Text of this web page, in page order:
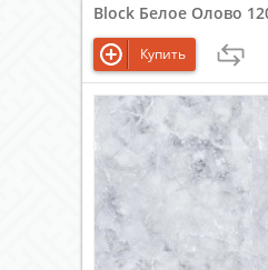
Block Белое Олово
Купить